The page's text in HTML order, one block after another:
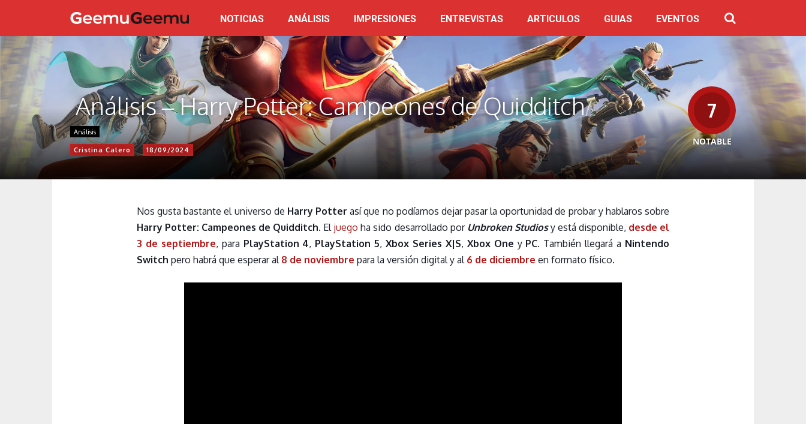
NOTICIAS ANÁLISIS IMPRESIONES ENTREVISTAS ARTICULOS GUIAS EVENTOS
Análisis – Harry Potter: Campeones de Quidditch
Análisis
Cristina Calero 18/09/2024
7
NOTABLE
Nos gusta bastante el universo de Harry Potterasí que no podíamos dejar pasar la oportunidad de probar y hablaros sobre
Harry Potter: Campeones de Quidditch. El juego ha sido desarrollado por Unbroken Studiosy está disponible, desde el
3 de septiembre, para PlayStation 4, PlayStation 5,Xbox Series X|S, Xbox One y PC. También llegará a Nintendo
Switch pero habrá que esperar al8 de noviembre para la versión digital y al 6 de diciembre en formato físico.